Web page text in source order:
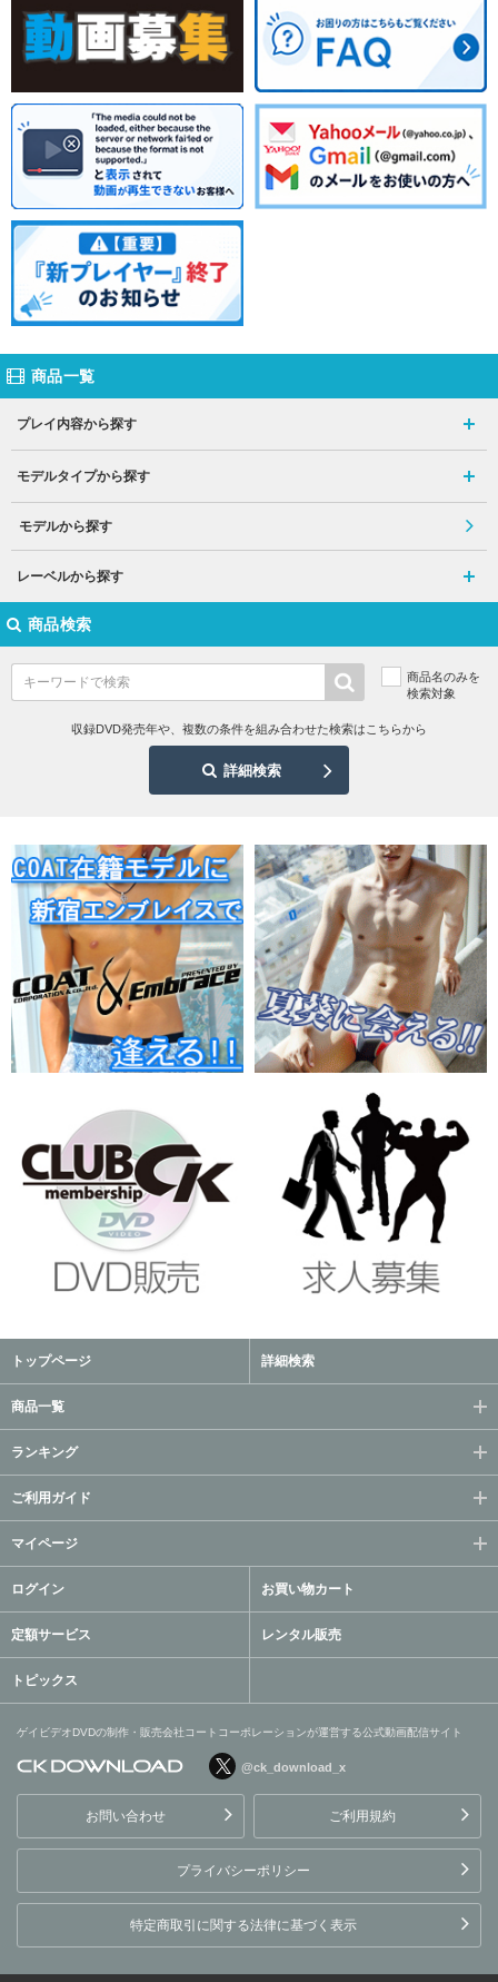
商品一覧
プレイ内容から探す
モデルタイプから探す
モデルから探す
レーベルから探す
商品検索
商品名のみを
検索対象
収録DVD発売年や、複数の条件を組み合わせた検索はこちらから
詳細検索
トップページ 詳細検索
商品一覧
ランキング
ご利用ガイド
マイページ
ログイン お買い物カート
定額サービス レンタル販売
トピックス
ゲイビデオDVDの制作・販売会社コートコーポレーションが運営する公式動画配信サイト
ョンが運営する公式動画配
信サイト
@ck_download_x
お問い合わせ ご利用規約
プライバシーポリシー
特定商取引に関する法律に基づく表示